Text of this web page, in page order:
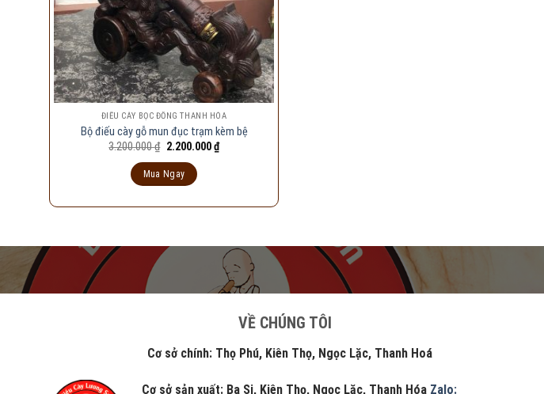
ĐIẾU CÀY BỌC ĐỒNG THANH HÓA
Bộ điếu cày gỗ mun đục trạm kèm bệ
3.200.000₫ Giá
là:
3.200.000 ₫.
2.200.000₫Giá
hiện
Mua Ngay
VỀ CHÚNG TÔI
Cơ sở chính: Thọ Phú, Kiên Thọ, Ngọc Lặc, Thanh Hoá
Cơ sở sản xuất: Ba Si, Kiên Thọ, Ngọc Lặc, Thanh Hóa Zalo: